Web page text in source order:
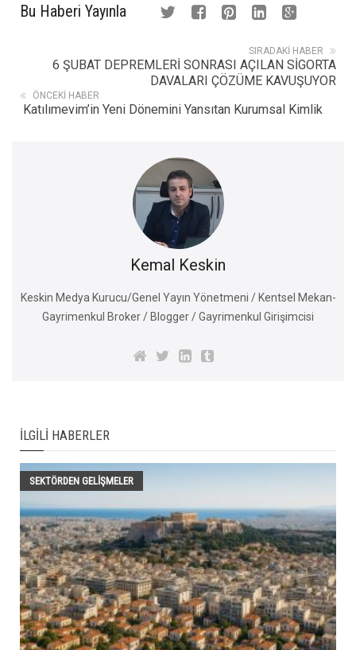
Bu Haberi Yayınla
SIRADAKI HABER
6 ŞUBAT DEPREMLERİ SONRASI AÇILAN SİGORTA
DAVALARI ÇÖZÜME KAVUŞUYOR
ÖNCEKI HABER
Katılımevim’in Yeni Dönemini Yansıtan Kurumsal Kimlik
Kemal Keskin
Keskin Medya Kurucu/Genel Yayın Yönetmeni / Kentsel Mekan-
Gayrimenkul Broker / Blogger / Gayrimenkul Girişimcisi
İLGILI HABERLER
SEKTÖRDEN GELIŞMELER